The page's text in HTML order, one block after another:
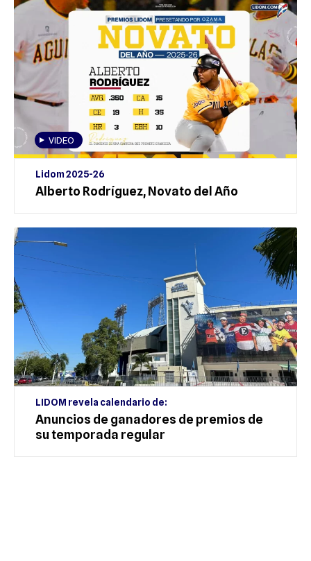
VIDEO
Lidom 2025-26
Alberto Rodríguez, Novato del Año
LIDOM revela calendario de:
Anuncios de ganadores de premios de
su temporada regular